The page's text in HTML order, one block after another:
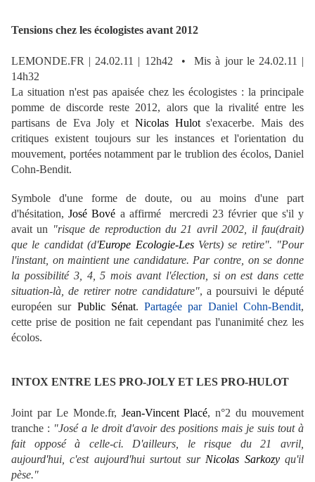
Tensions chez les écologistes avant 2012
LEMONDE.FR | 24.02.11 | 12h42 • Mis à jour le 24.02.11 |
14h32
La situation n'est pas apaisée chez les écologistes : la principale
pomme de discorde reste 2012, alors que la rivalité entre les
partisans de Eva Joly et Nicolas Hulots'exacerbe. Mais des
critiques existent toujours sur les instances et l'orientation du
mouvement, portées notamment par le trublion des écolos, Daniel
Cohn-Bendit.
Symbole d'une forme de doute, ou au moins d'une part
d'hésitation,José Bové a affirmé mercredi 23 février que s'il y
avait un "risque de reproduction du 21 avril 2002, il fau(drait)
que le candidat (d'Europe Ecologie-LesVerts) se retire". "Pour
l'instant, on maintient une candidature. Par contre, on se donne
la possibilité 3, 4, 5 mois avant l'élection, si on est dans cette
situation-là, de retirer notre candidature", a poursuivi le député
européen sur Public Sénat.Partagée par Daniel Cohn-Bendit,
cette prise de position ne fait cependant pas l'unanimité chez les
écolos.
INTOX ENTRE LES PRO-JOLY ET LES PRO-HULOT
Joint par Le Monde.fr, Jean-Vincent Placé, n°2 du mouvement
tranche : "José a le droit d'avoir des positions mais je suis tout à
fait opposé à celle-ci. D'ailleurs, le risque du 21 avril,
aujourd'hui, c'est aujourd'hui surtout sur Nicolas Sarkozyqu'il
pèse."